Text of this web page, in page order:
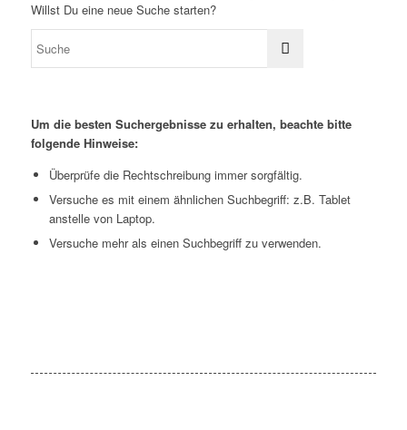
Willst Du eine neue Suche starten?
Um die besten Suchergebnisse zu erhalten, beachte bitte
folgende Hinweise:
Überprüfe die Rechtschreibung immer sorgfältig.
Versuche es mit einem ähnlichen Suchbegriff: z.B. Tablet
anstelle von Laptop.
Versuche mehr als einen Suchbegriff zu verwenden.